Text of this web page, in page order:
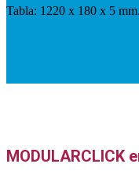
Tabla: 1220 x 180 x 5
MODULARCLICK